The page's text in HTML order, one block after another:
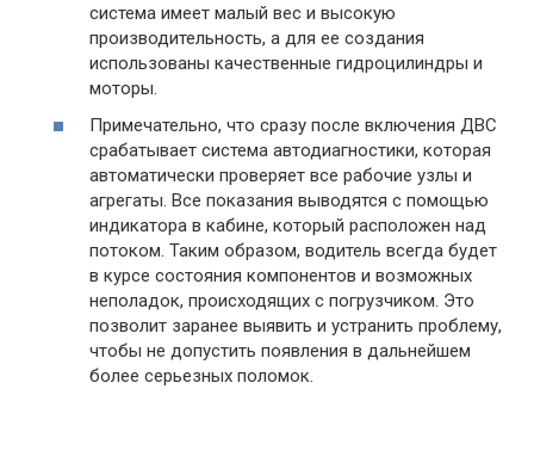
система имеет малый вес и высокую
производительность, а для ее создания
использованы качественные гидроцилиндры и
моторы.
Примечательно, что сразу после включения ДВС
срабатывает система автодиагностики, которая
автоматически проверяет все рабочие узлы и
агрегаты. Все показания выводятся с помощью
индикатора в кабине, который расположен над
потоком. Таким образом, водитель всегда будет
в курсе состояния компонентов и возможных
неполадок, происходящих с погрузчиком. Это
позволит заранее выявить и устранить проблему,
чтобы не допустить появления в дальнейшем
более серьезных поломок.